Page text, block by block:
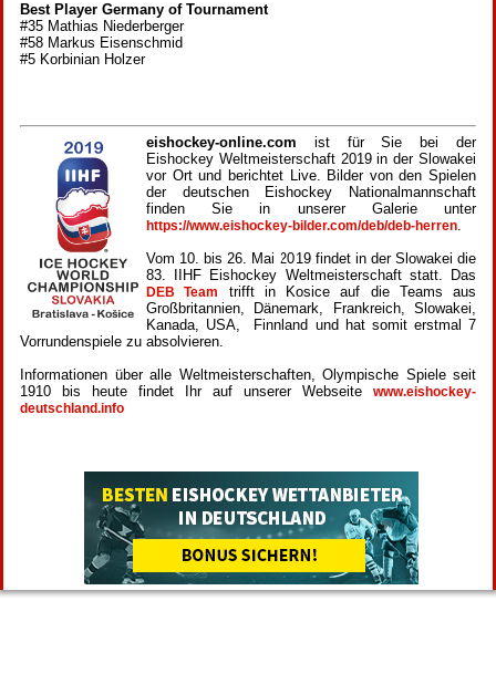
Best Player Germany of Tournament
#35 Mathias Niederberger
#58 Markus Eisenschmid
#5 Korbinian Holzer
eishockey-online.com ist für Sie bei der
Eishockey Weltmeisterschaft 2019 in der Slowakei
vor Ort und berichtet Live. Bilder von den Spielen
der deutschen Eishockey Nationalmannschaft
finden Sie in unserer Galerie unter
https://www.eishockey-bilder.com/deb/deb-herren.
Vom 10. bis 26. Mai 2019 findet in der Slowakei die
83. IIHF Eishockey Weltmeisterschaft statt. Das
DEB Team
trifft in Kosice auf die Teams aus
Großbritannien, Dänemark, Frankreich, Slowakei,
Kanada, USA, Finnland und hat somit erstmal 7
Vorrundenspiele zu absolvieren.
Informationen über alle Weltmeisterschaften, Olympische Spiele seit
1910 bis heute findet Ihr auf unserer Webseite www.eishockey-
deutschland.info